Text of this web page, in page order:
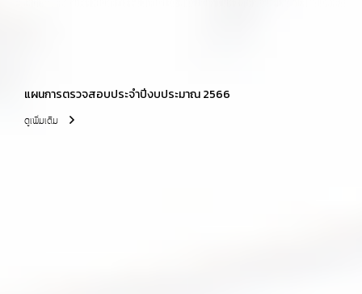
แผนการตรวจสอบประจำปีงบประมาณ 2566
ดูเพิ่มเติม